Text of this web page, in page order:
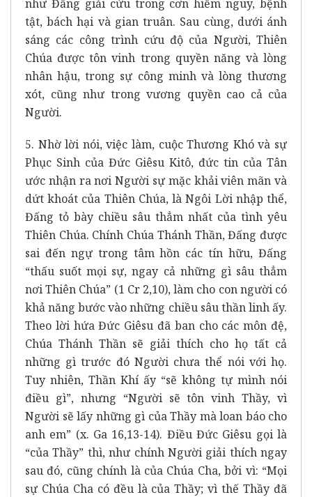
như Đấng giải cứu trong cơn hiểm nguy, bệnh
tật, bách hại và gian truân. Sau cùng, dưới ánh
sáng các công trình cứu độ của Người, Thiên
Chúa được tôn vinh trong quyền năng và lòng
nhân hậu, trong sự công minh và lòng thương
xót, cũng như trong vương quyền cao cả của
Người.
5. Nhờ lời nói, việc làm, cuộc Thương Khó và sự
Phục Sinh của Đức Giêsu Kitô, đức tin của Tân
ước nhận ra nơi Người sự mặc khải viên mãn và
dứt khoát của Thiên Chúa, là Ngôi Lời nhập thể,
Đấng tỏ bày chiều sâu thẳm nhất của tình yêu
Thiên Chúa. Chính Chúa Thánh Thần, Đấng được
sai đến ngự trong tâm hồn các tín hữu, Đấng
“thấu suốt mọi sự, ngay cả những gì sâu thẳm
nơi Thiên Chúa” (1 Cr 2,10), làm cho con người có
khả năng bước vào những chiều sâu thần linh ấy.
Theo lời hứa Đức Giêsu đã ban cho các môn đệ,
Chúa Thánh Thần sẽ giải thích cho họ tất cả
những gì trước đó Người chưa thể nói với họ.
Tuy nhiên, Thần Khí ấy “sẽ không tự mình nói
điều gì”, nhưng “Người sẽ tôn vinh Thầy, vì
Người sẽ lấy những gì của Thầy mà loan báo cho
anh em” (x. Ga 16,13-14). Điều Đức Giêsu gọi là
“của Thầy” thì, như chính Người giải thích ngay
sau đó, cũng chính là của Chúa Cha, bởi vì: “Mọi
sự Chúa Cha có đều là của Thầy; vì thế Thầy đã